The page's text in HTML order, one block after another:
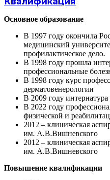
Основное образование
В 1997 году окончила
медицинский
профилактическое дело.
В 1998 году прошла
профессиональные
В 1998 году курс
дерматовенерологии
В 2009 году
В 2022 году
физической и
2012 – клиническая
им. А.В.Вишневского
2012 – клиническая
им. А.В.Вишневского
Повышение квалификации